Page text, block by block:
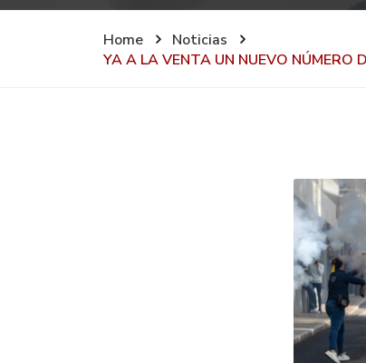
Home
Noticias
YA A LA VENTA UN NUEVO NÚMERO